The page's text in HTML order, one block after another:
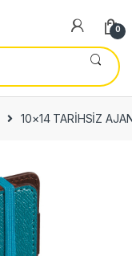
0
10×14 TARİHSİZ